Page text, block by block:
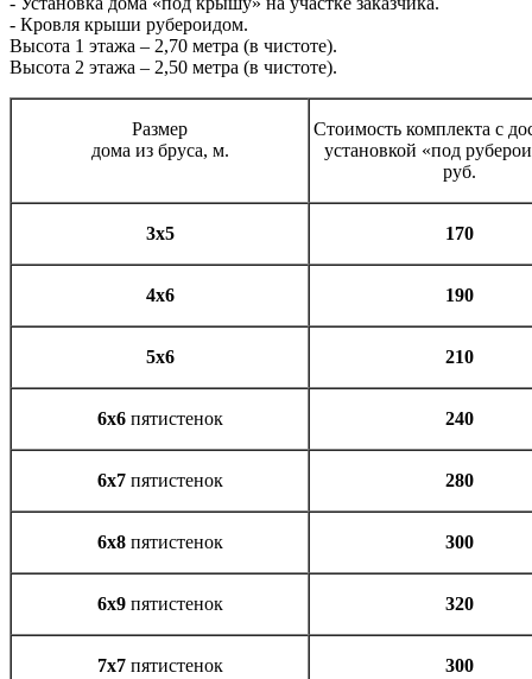
- Кровля крыши рубероидом.
Высота 1 этажа – 2,70 метра (в чистоте).
Высота 2 этажа – 2,50 метра (в чистоте).
Размер
дома из бруса, м.
Стоимость комплекта с
установкой «под
руб.
3х5 170
4х6 190
5х6 210
6х6 пятистенок 240
6х7 пятистенок 280
6х8 пятистенок 300
6х9 пятистенок 320
7х7 пятистенок 300